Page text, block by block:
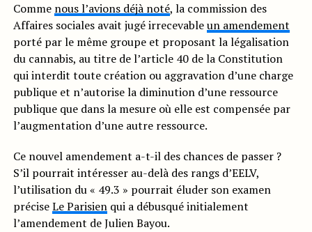
Comme nous l’avions déjà noté, la commission des
Affaires sociales avait jugé irrecevableun amendement
porté par le même groupe et proposant la légalisation
du cannabis, au titre de l’article 40 de la Constitution
qui interdit toute création ou aggravation d’une charge
publique et n’autorise la diminution d’une ressource
publique que dans la mesure où elle est compensée par
l’augmentation d’une autre ressource.
Ce nouvel amendement a-t-il des chances de passer ?
S’il pourrait intéresser au-delà des rangs d’EELV,
l’utilisation du « 49.3 » pourrait éluder son examen
préciseLe Parisienqui a débusqué initialement
l’amendement de Julien Bayou.